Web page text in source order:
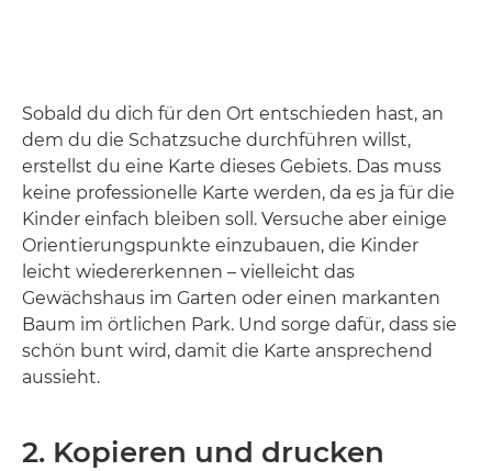
Sobald du dich für den Ort entschieden hast, an
dem du die Schatzsuche durchführen willst,
erstellst du eine Karte dieses Gebiets. Das muss
keine professionelle Karte werden, da es ja für die
Kinder einfach bleiben soll. Versuche aber einige
Orientierungspunkte einzubauen, die Kinder
leicht wiedererkennen – vielleicht das
Gewächshaus im Garten oder einen markanten
Baum im örtlichen Park. Und sorge dafür, dass sie
schön bunt wird, damit die Karte ansprechend
aussieht.
2. Kopieren und drucken